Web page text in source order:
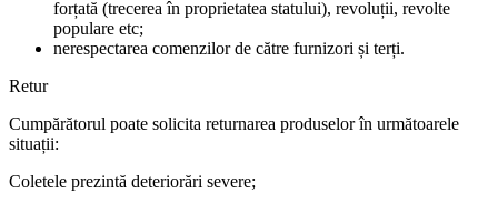
forțată (trecerea în proprietatea statului), revoluții, revolte
populare etc;
nerespectarea comenzilor de către furnizori și terți.
Retur
Cumpărătorul poate solicita returnarea produselor în următoarele
situații:
Coletele prezintă deteriorări severe;